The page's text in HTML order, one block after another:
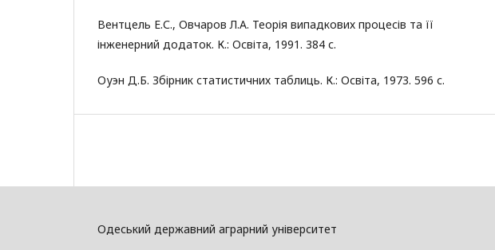
Вентцель Е.С., Овчаров Л.А. Теорія випадкових процесів та її
інженерний додаток. К.: Освіта, 1991. 384 с.
Оуэн Д.Б. Збірник статистичних таблиць. К.: Освіта, 1973. 596 с.
Одеський державний аграрний університет